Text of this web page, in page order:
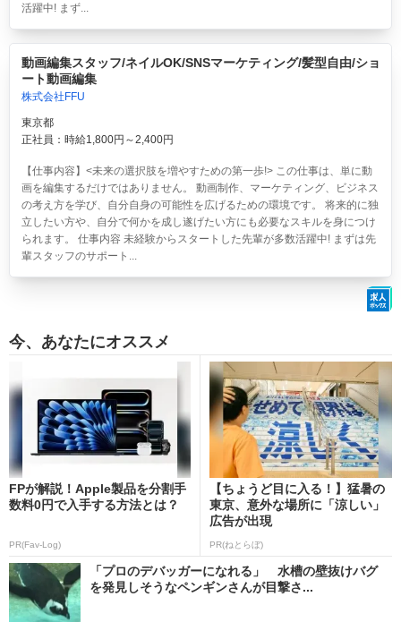
活躍中! まず...
動画編集スタッフ/ネイルOK/SNSマーケティング/髪型自由/ショ
ート動画編集
株式会社FFU
東京都
正社員：時給1,800円～2,400円
【仕事内容】<未来の選択肢を増やすための第一歩!> この仕事は、単に動
画を編集するだけではありません。 動画制作、マーケティング、ビジネス
の考え方を学び、自分自身の可能性を広げるための環境です。 将来的に独
立したい方や、自分で何かを成し遂げたい方にも必要なスキルを身につけ
られます。 仕事内容 未経験からスタートした先輩が多数活躍中! まずは先
輩スタッフのサポート...
今、あなたにオススメ
FPが解説！Apple製品を分割手
数料0円で入手する方法とは？
PR(Fav-Log)
【ちょうど目に入る！】猛暑の
東京、意外な場所に「涼しい」
広告が出現
PR(ねとらぼ)
「プロのデバッガーになれる」 水槽の壁抜けバグ
を発見しそうなペンギンさんが目撃さ...